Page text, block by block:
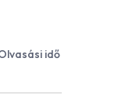
idő